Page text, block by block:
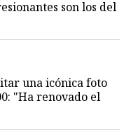
son los del
una icónica foto
"Ha renovado el